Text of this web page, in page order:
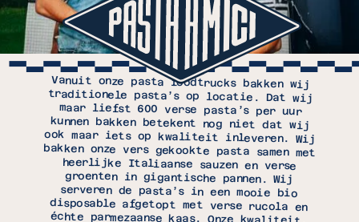
FESTIVALS & EVENTS
BEDRIJFSEVENEMENTEN
Vanuit onze pasta foodtrucks bakken wij
traditionele pasta’s op locatie. Dat wij
maar liefst 600 verse pasta’s per uur
kunnen bakken betekent nog niet dat wij
ook maar iets op kwaliteit inleveren. Wij
bakken onze vers gekookte pasta samen met
heerlijke Italiaanse sauzen en verse
groenten in gigantische pannen. Wij
serveren de pasta’s in een mooie bio
disposable afgetopt met verse rucola en
échte parmezaanse kaas. Onze kwaliteit,
hoge capaciteit en waanzinnige foodtrucks
zorgen voor een unieke ervaring die voor
zowel de bezoekers als voor u